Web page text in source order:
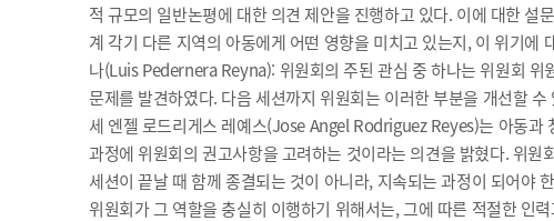
적 규모의 일반논평에 대한 의견 제안을 진행하고 있다. 이에 대한
계 각기 다른 지역의 아동에게 어떤 영향을 미치고 있는지, 이 위기
나(Luis Pedernera Reyna): 위원회의 주된 관심 중 하나는 위원회
문제를 발견하였다. 다음 세션까지 위원회는 이러한 부분을 개선할
세 엔젤 로드리게스 레예스(Jose Angel Rodriguez Reyes)는 아동과
과정에 위원회의 권고사항을 고려하는 것이라는 의견을 밝혔다. 위
세션이 끝날 때 함께 종결되는 것이 아니라, 지속되는 과정이 되어야
위원회가 그 역할을 충실히 이행하기 위해서는, 그에 따른 적절한 인